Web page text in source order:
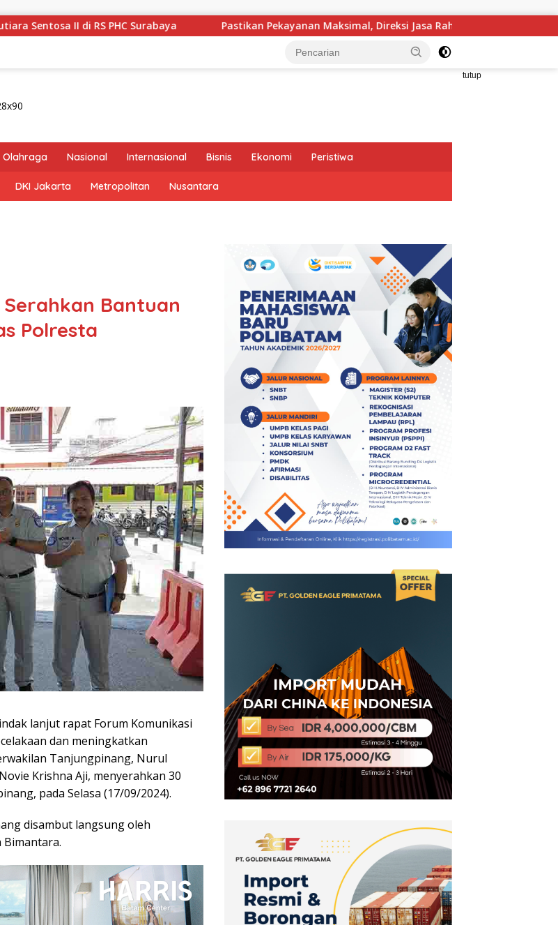
Surabaya Pastikan Pekayanan Maksimal, Direksi Jasa Raharja Tinjau Korban Kebakaran KM Mutiara
tutup
Olahraga Nasional Internasional Bisnis Ekonomi Peristiwa
DKI Jakarta Metropolitan Nusantara
Bantuan
Polresta
lanjut rapat Forum Komunikasi
dan meningkatkan
Tanjungpinang, Nurul
Krishna Aji, menyerahkan 30
pada Selasa (17/09/2024).
disambut langsung oleh
Bimantara.